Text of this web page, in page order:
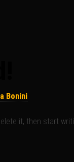
Bonini
it, then start